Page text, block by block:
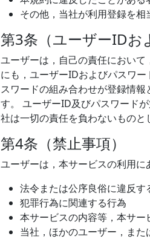
その他，当社が利用登録を
第3条（ユーザーIDお
ユーザーは，自己の責任におい
にも，ユーザーIDおよびパスワ
スワードの組み合わせが登録情
す。 ユーザーID及びパスワード
社は一切の責任を負わないものと
第4条（禁止事項）
ユーザーは，本サービスの利用に
法令または公序良俗に違反す
犯罪行為に関連する行為
本サービスの内容等，本サ
当社，ほかのユーザー，ま